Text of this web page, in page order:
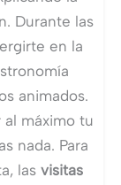
Durante las
en la
animados.
al máximo tu
nada. Para
las visitas